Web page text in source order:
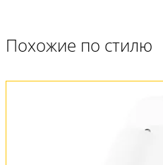
Похожие по стилю